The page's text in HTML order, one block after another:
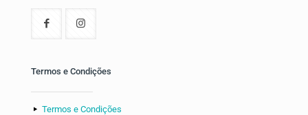
Termos e Condições
Termos e Condições